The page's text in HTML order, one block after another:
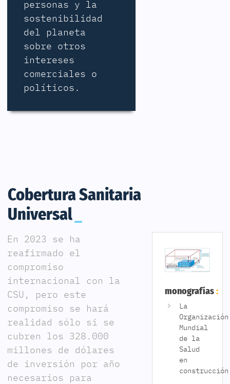
personas y la
sostenibilidad
del planeta
sobre otros
intereses
comerciales o
políticos.
Cobertura Sanitaria
Universal
En 2023 se ha
reafirmado el
compromiso
internacional con la
CSU, pero este
compromiso se hará
realidad sólo si se
cubren los 328.000
millones de dólares
de inversión por año
necesarios para
monografías
La
Organización
Mundial
de la
Salud
en
construcción